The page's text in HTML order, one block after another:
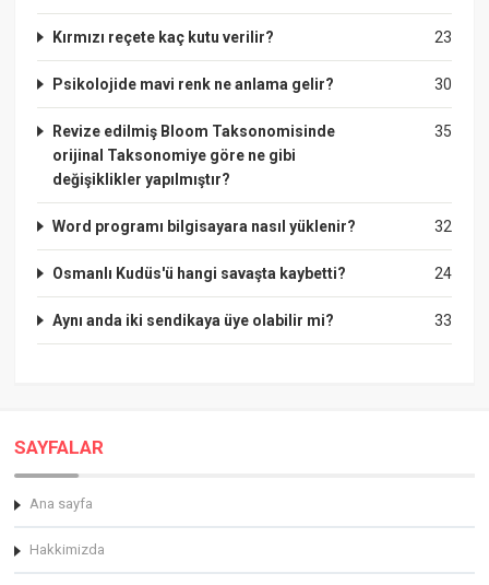
23
Kırmızı reçete kaç kutu verilir?
30
Psikolojide mavi renk ne anlama gelir?
35
Revize edilmiş Bloom Taksonomisinde
orijinal Taksonomiye göre ne gibi
değişiklikler yapılmıştır?
32
Word programı bilgisayara nasıl yüklenir?
24
Osmanlı Kudüs'ü hangi savaşta kaybetti?
33
Aynı anda iki sendikaya üye olabilir mi?
SAYFALAR
Ana sayfa
Hakkimizda